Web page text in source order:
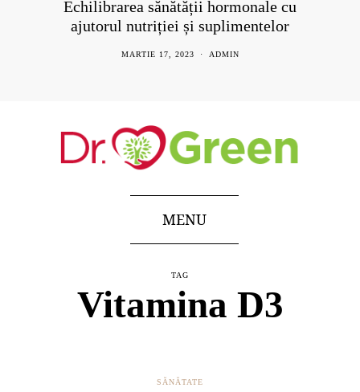
Echilibrarea sănătății hormonale cu
ajutorul nutriției și suplimentelor
MARTIE 17, 2023 ADMIN
MENU
TAG
Vitamina D3
SĂNĂTATE